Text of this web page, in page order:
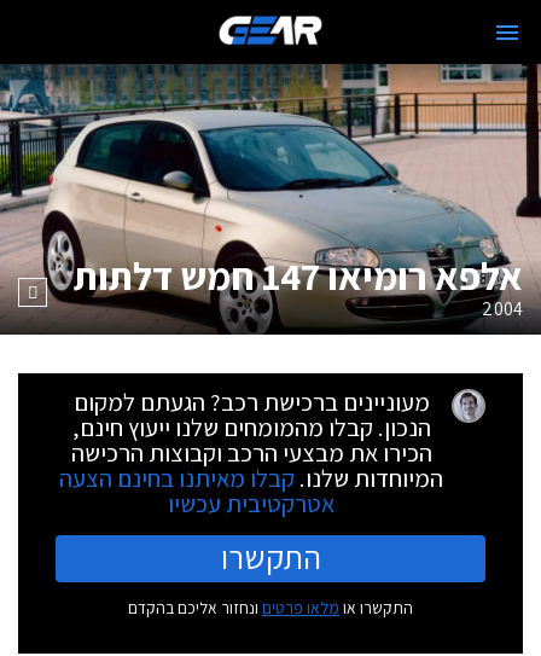
אלפא רומיאו 147 חמש דלתות
2004
מעוניינים ברכישת רכב? הגעתם למקום
הנכון. קבלו מהמומחים שלנו ייעוץ חינם,
הכירו את מבצעי הרכב וקבוצות הרכישה
המיוחדות שלנו. קבלו מאיתנו בחינם הצעה
אטרקטיבית עכשיו
התקשרו
התקשרו או מלאו פרטים ונחזור אליכם בהקדם